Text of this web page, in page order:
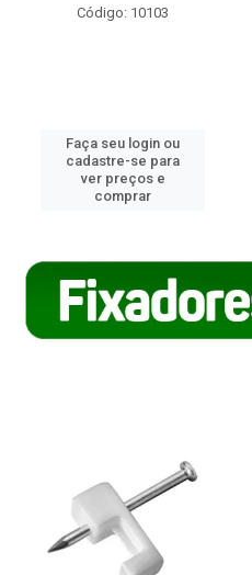
Código: 10103
Faça seu login ou
cadastre-se para
ver preços e
comprar